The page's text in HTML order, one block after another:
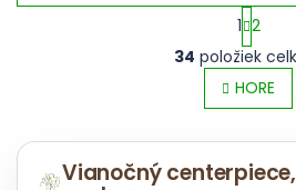
O
v
l
á
c
S
t
r
á
n
o
1 2
34 položiek
HORE
Vianočný